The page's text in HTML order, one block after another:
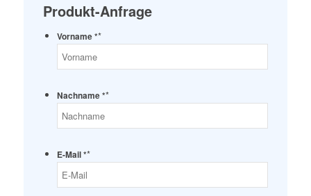
Produkt-Anfrage
Vorname **
Nachname **
E-Mail **